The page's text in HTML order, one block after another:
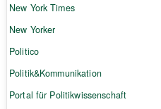
New York Times
New Yorker
Politico
Politik&Kommunikation
Portal für Politikwissenschaft